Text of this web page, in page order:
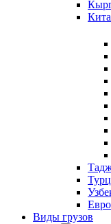
Виды грузов